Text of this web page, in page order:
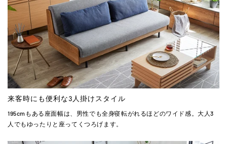
来客時にも便利な3人掛けスタイル
195cmもある座面幅は、男性でも全身寝転がれるほどのワイド感。大人3
人でもゆったりと座ってくつろげます。